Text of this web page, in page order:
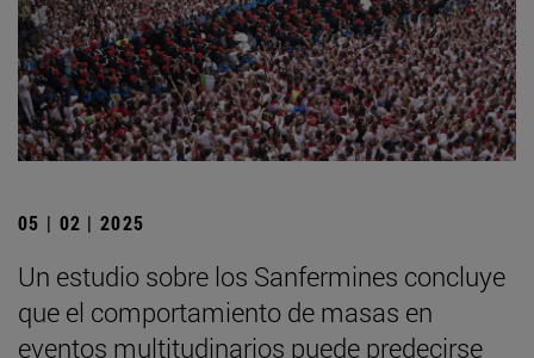
05 | 02 | 2025
Un estudio sobre los Sanfermines concluye
que el comportamiento de masas en
eventos multitudinarios puede predecirse